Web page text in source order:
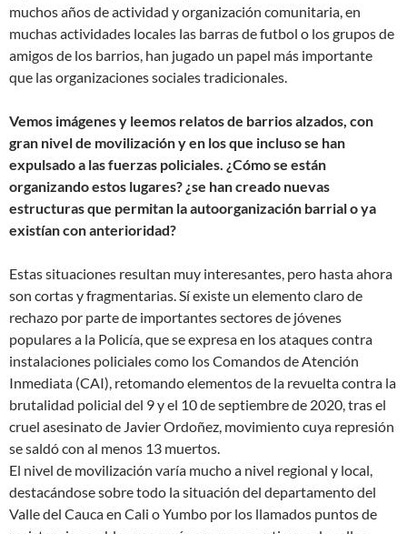
muchos años de actividad y organización comunitaria, en
muchas actividades locales las barras de futbol o los grupos de
amigos de los barrios, han jugado un papel más importante
que las organizaciones sociales tradicionales.
Vemos imágenes y leemos relatos de barrios alzados, con
gran nivel de movilización y en los que incluso se han
expulsado a las fuerzas policiales. ¿Cómo se están
organizando estos lugares? ¿se han creado nuevas
estructuras que permitan la autoorganización barrial o ya
existían con anterioridad?
Estas situaciones resultan muy interesantes, pero hasta ahora
son cortas y fragmentarias. Sí existe un elemento claro de
rechazo por parte de importantes sectores de jóvenes
populares a la Policía, que se expresa en los ataques contra
instalaciones policiales como los Comandos de Atención
Inmediata (CAI), retomando elementos de la revuelta contra la
brutalidad policial del 9 y el 10 de septiembre de 2020, tras el
cruel asesinato de Javier Ordoñez, movimiento cuya represión
se saldó con al menos 13 muertos.
El nivel de movilización varía mucho a nivel regional y local,
destacándose sobre todo la situación del departamento del
Valle del Cauca en Cali o Yumbo por los llamados puntos de